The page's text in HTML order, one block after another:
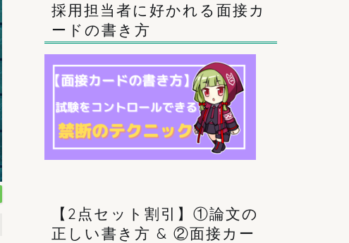
採用担当者に好かれる面接カ
ードの書き方
【2点セット割引】①論文の
正しい書き方 & ②面接カー